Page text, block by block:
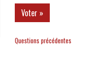
Questions précédentes